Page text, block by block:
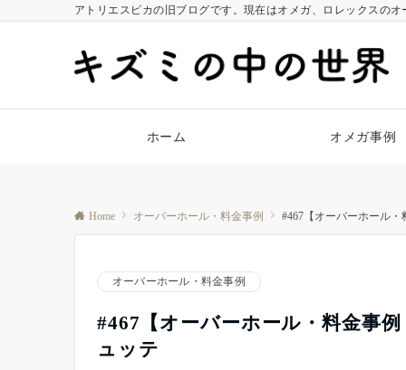
アトリエスピカの旧ブログです。現在はオメガ、ロレックスの
ホーム オメガ事例
Home オーバーホール・料金事例 #467【オーバーホール
オーバーホール・料金事例
#467【オーバーホール・料金事
ュッテ